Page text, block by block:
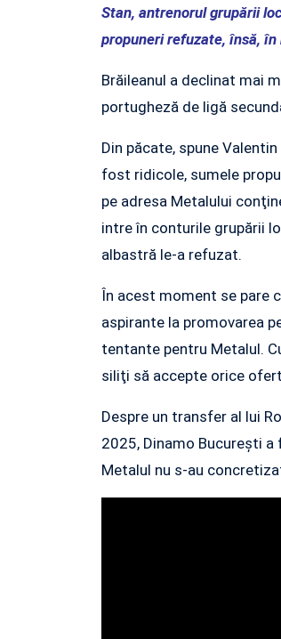
Stan, antrenorul grupării
propuneri refuzate, însă,
Brăileanul a declinat mai
portugheză de ligă
Din păcate, spune
fost ridicole, sumele
pe adresa Metalului
intre în conturile grupării
albastră le-a refuzat.
În acest moment se pare
aspirante la promovarea
tentante pentru Metalul.
siliţi să accepte orice
Despre un transfer al lui
2025, Dinamo Bucureşti
Metalul nu s-au